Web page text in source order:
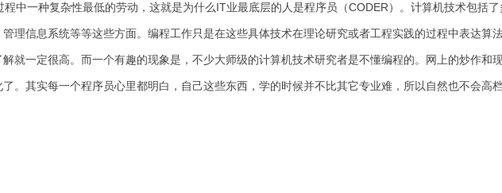
中一种复杂性最低的劳动，这就是为什么IT业最底层的人是程序员（CODER）。计算机技术包括
理信息系统等等这些方面。编程工作只是在这些具体技术在理论研究或者工程实践的过程中表达算法
就一定很高。而一个有趣的现象是，不少大师级的计算机技术研究者是不懂编程的。网上的炒作和
。其实每一个程序员心里都明白，自己这些东西，学的时候并不比其它专业难，所以自然也不会高